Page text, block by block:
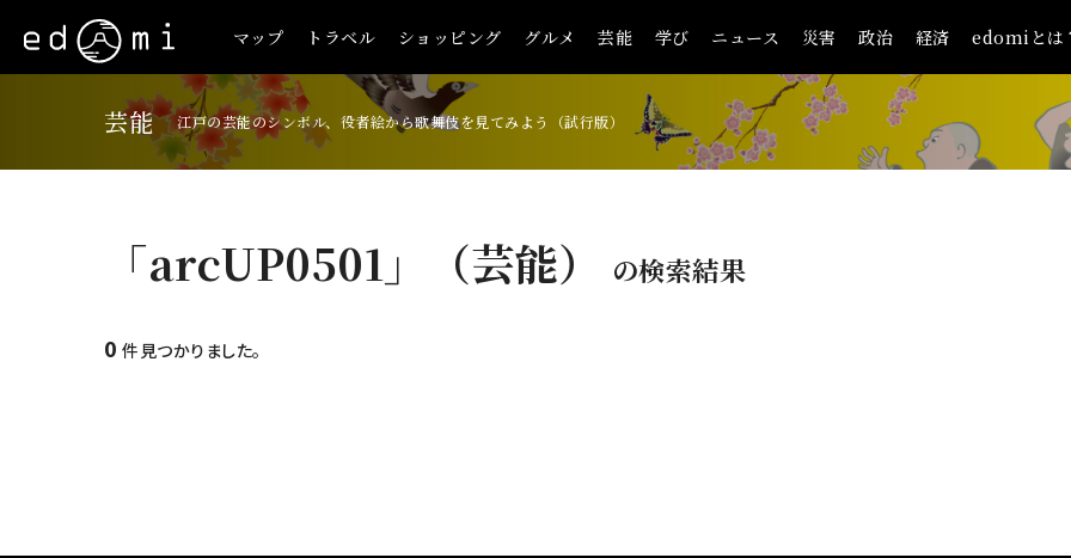
マップ トラベル ショッピング グルメ 芸能 学び ニュース 災害 政治 経済 edomiとは
芸能 江戸の芸能のシンボル、役者絵から歌舞伎を見てみよう（試行版）
「arcUP0501」（芸能） の検索結果
0 件見つかりました。